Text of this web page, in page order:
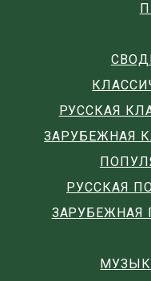
РУССКАЯ
ЗАРУБЕЖНАЯ
РУССКАЯ
ЗАРУБЕЖНАЯ